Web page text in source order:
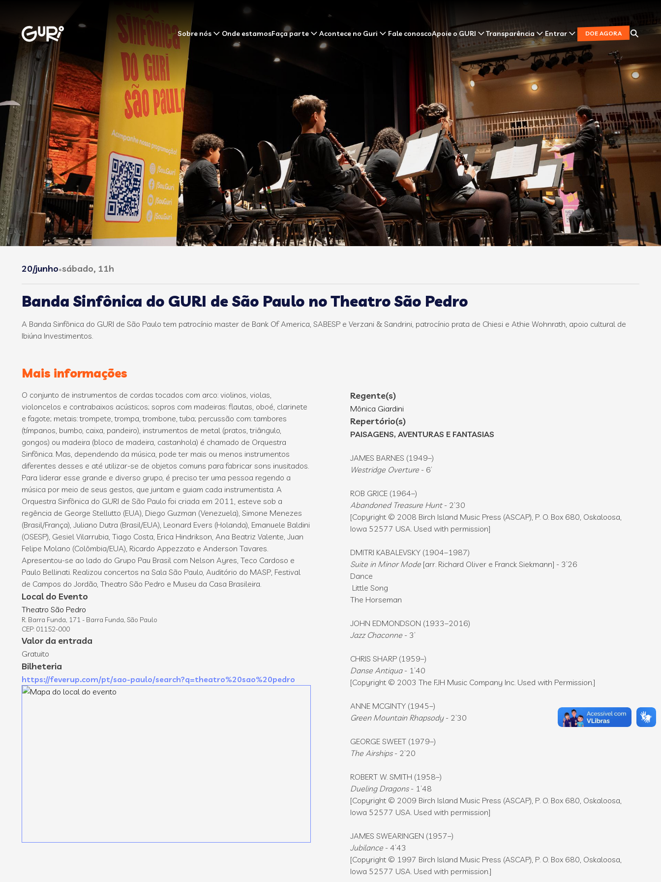
Sobre nós Onde estamosFaça parte Acontece no Guri Fale conoscoApoie o GURI Transparência Entrar DOE AGORA
20/junho•sábado, 11h
Banda Sinfônica do GURI de São Paulo no Theatro São Pedro
A Banda Sinfônica do GURI de São Paulo tem patrocínio master de Bank Of America, SABESP e Verzani & Sandrini, patrocínio prata de Chiesi e Athie Wohnrath, apoio cultural de
Ibiúna Investimentos.
Mais informações
O conjunto de instrumentos de cordas tocados com arco: violinos, violas,
violoncelos e contrabaixos acústicos; sopros com madeiras: flautas, oboé, clarinete
e fagote; metais: trompete, trompa, trombone, tuba; percussão com: tambores
(tímpanos, bumbo, caixa, pandeiro), instrumentos de metal (pratos, triângulo,
gongos) ou madeira (bloco de madeira, castanhola) é chamado de Orquestra
Sinfônica. Mas, dependendo da música, pode ter mais ou menos instrumentos
diferentes desses e até utilizar-se de objetos comuns para fabricar sons inusitados.
Para liderar esse grande e diverso grupo, é preciso ter uma pessoa regendo a
música por meio de seus gestos, que juntam e guiam cada instrumentista. A
Orquestra Sinfônica do GURI de São Paulo foi criada em 2011, esteve sob a
regência de George Stellutto (EUA), Diego Guzman (Venezuela), Simone Menezes
(Brasil/França), Juliano Dutra (Brasil/EUA), Leonard Evers (Holanda), Emanuele Baldini
(OSESP), Gesiel Vilarrubia, Tiago Costa, Erica Hindrikson, Ana Beatriz Valente, Juan
Felipe Molano (Colômbia/EUA), Ricardo Appezzato e Anderson Tavares.
Apresentou-se ao lado do Grupo Pau Brasil com Nelson Ayres, Teco Cardoso e
Paulo Bellinati. Realizou concertos na Sala São Paulo, Auditório do MASP, Festival
de Campos do Jordão, Theatro São Pedro e Museu da Casa Brasileira.
Local do Evento
Theatro São Pedro
R. Barra Funda, 171 - Barra Funda, São Paulo
CEP: 01152-000
Valor da entrada
Gratuito
Bilheteria
https://feverup.com/pt/sao-paulo/search?q=theatro%20sao%20pedro
Regente(s)
Mônica Giardini
Repertório(s)
PAISAGENS, AVENTURAS E FANTASIAS
JAMES BARNES (1949–)
Westridge Overture - 6’
ROB GRICE (1964–)
Abandoned Treasure Hunt- 2’30
[Copyright © 2008 Birch Island Music Press (ASCAP), P. O. Box 680, Oskaloosa,
Iowa 52577 USA. Used with permission]
DMITRI KABALEVSKY (1904–1987)
Suite in Minor Mode [arr. Richard Oliver e Franck Siekmann] - 3’26
Dance
Little Song
The Horseman
JOHN EDMONDSON (1933–2016)
Jazz Chaconne - 3’
CHRIS SHARP (1959–)
Danse Antiqua- 1’40
[Copyright © 2003 The FJH Music Company Inc. Used with Permission.]
ANNE MCGINTY (1945–)
Green Mountain Rhapsody- 2’30
GEORGE SWEET (1979–)
The Airships- 2’20
ROBERT W. SMITH (1958–)
Dueling Dragons- 1’48
[Copyright © 2009 Birch Island Music Press (ASCAP), P. O. Box 680, Oskaloosa,
Iowa 52577 USA. Used with permission]
JAMES SWEARINGEN (1957–)
Jubilance - 4’43
[Copyright © 1997 Birch Island Music Press (ASCAP), P. O. Box 680, Oskaloosa,
Iowa 52577 USA. Used with permission.]